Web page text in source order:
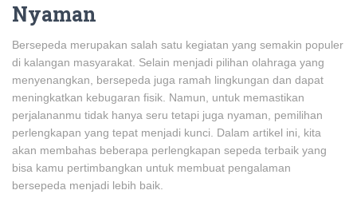
Nyaman
Bersepeda merupakan salah satu kegiatan yang semakin populer
di kalangan masyarakat. Selain menjadi pilihan olahraga yang
menyenangkan, bersepeda juga ramah lingkungan dan dapat
meningkatkan kebugaran fisik. Namun, untuk memastikan
perjalananmu tidak hanya seru tetapi juga nyaman, pemilihan
perlengkapan yang tepat menjadi kunci. Dalam artikel ini, kita
akan membahas beberapa perlengkapan sepeda terbaik yang
bisa kamu pertimbangkan untuk membuat pengalaman
bersepeda menjadi lebih baik.